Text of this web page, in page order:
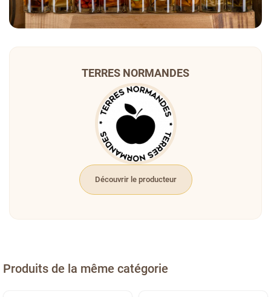
TERRES NORMANDES
Découvrir le producteur
Produits de la même catégorie